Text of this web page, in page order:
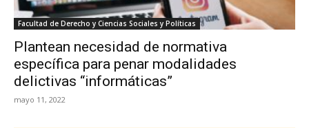
Facultad de Derecho y Ciencias Sociales y Políticas
Plantean necesidad de normativa
específica para penar modalidades
delictivas “informáticas”
mayo 11, 2022